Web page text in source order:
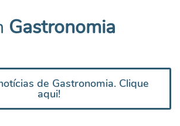
Gastronomia
de Gastronomia. Clique
aqui!